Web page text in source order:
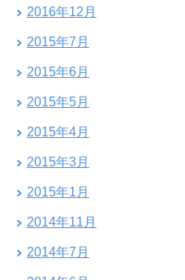
2016年12月
2015年7月
2015年6月
2015年5月
2015年4月
2015年3月
2015年1月
2014年11月
2014年7月